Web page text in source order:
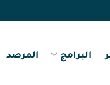
البرامج المرصد